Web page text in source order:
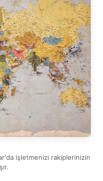
işletmenizi rakiplerinizin